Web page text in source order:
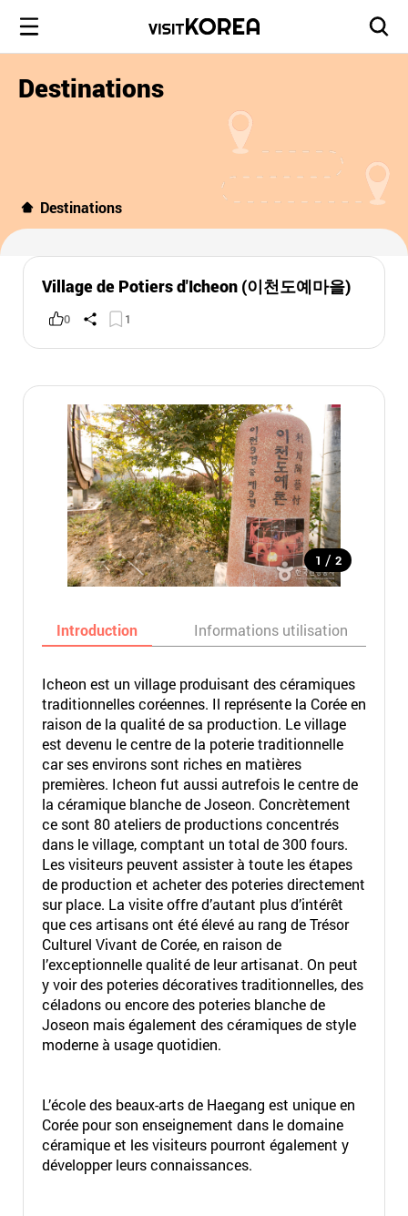
Destinations
Destinations
Village de Potiers d'Icheon (이천도예마을)
0 1
1 / 2
Introduction Informations utilisation
Icheon est un village produisant des céramiques
traditionnelles coréennes. Il représente la Corée en
raison de la qualité de sa production. Le village
est devenu le centre de la poterie traditionnelle
car ses environs sont riches en matières
premières. Icheon fut aussi autrefois le centre de
la céramique blanche de Joseon. Concrètement
ce sont 80 ateliers de productions concentrés
dans le village, comptant un total de 300 fours.
Les visiteurs peuvent assister à toute les étapes
de production et acheter des poteries directement
sur place. La visite offre d’autant plus d’intérêt
que ces artisans ont été élevé au rang de Trésor
Culturel Vivant de Corée, en raison de
l’exceptionnelle qualité de leur artisanat. On peut
y voir des poteries décoratives traditionnelles, des
céladons ou encore des poteries blanche de
Joseon mais également des céramiques de style
moderne à usage quotidien.
L’école des beaux-arts de Haegang est unique en
Corée pour son enseignement dans le domaine
céramique et les visiteurs pourront également y
développer leurs connaissances.